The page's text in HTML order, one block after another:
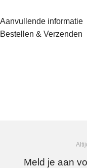
Aanvullende informatie
Bestellen & Verzenden
Meld je aan